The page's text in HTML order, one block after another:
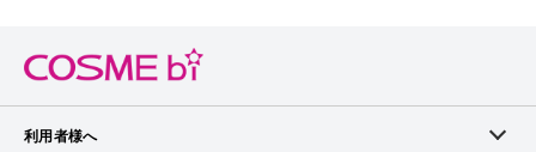
利用者様へ